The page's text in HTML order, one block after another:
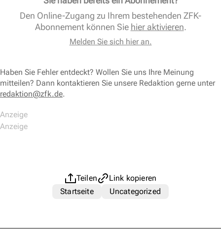
Den Online-Zugang zu Ihrem bestehenden ZFK-
Abonnement können Sie hier aktivieren.
Melden Sie sich hier an.
Haben Sie Fehler entdeckt? Wollen Sie uns Ihre Meinung
mitteilen? Dann kontaktieren Sie unsere Redaktion gerne unter
redaktion@zfk.de.
Teilen
Link kopieren
Startseite
Uncategorized